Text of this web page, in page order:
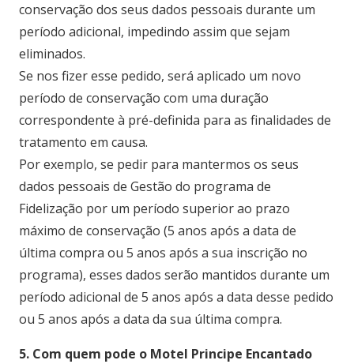
conservação dos seus dados pessoais durante um
período adicional, impedindo assim que sejam
eliminados.
Se nos fizer esse pedido, será aplicado um novo
período de conservação com uma duração
correspondente à pré-definida para as finalidades de
tratamento em causa.
Por exemplo, se pedir para mantermos os seus
dados pessoais de Gestão do programa de
Fidelização por um período superior ao prazo
máximo de conservação (5 anos após a data de
última compra ou 5 anos após a sua inscrição no
programa), esses dados serão mantidos durante um
período adicional de 5 anos após a data desse pedido
ou 5 anos após a data da sua última compra.
5. Com quem pode o Motel Principe Encantado